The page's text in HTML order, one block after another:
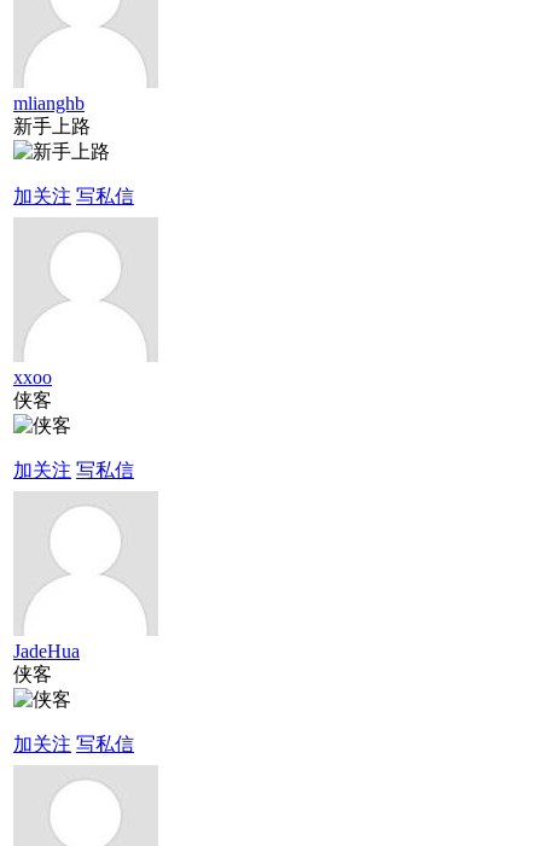
mlianghb
新手上路
加关注 写私信
xxoo
侠客
加关注 写私信
JadeHua
侠客
加关注 写私信